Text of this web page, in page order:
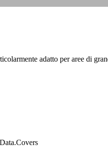
adatto per aree di